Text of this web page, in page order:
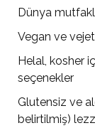
Dünya
Vegan ve
Helal, kosher
seçenekler
Glutensiz ve
belirtilmiş)